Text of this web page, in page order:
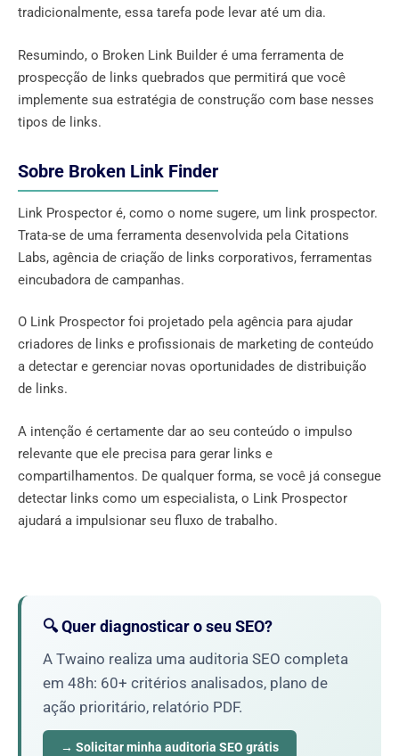
tradicionalmente, essa tarefa pode levar até um dia.
Resumindo, o Broken Link Builder é uma ferramenta de
prospecção de links quebrados que permitirá que você
implemente sua estratégia de construção com base nesses
tipos de links.
Sobre Broken Link Finder
Link Prospector é, como o nome sugere, um link prospector.
Trata-se de uma ferramenta desenvolvida pela Citations
Labs, agência de criação de links corporativos, ferramentas
eincubadora de campanhas.
O Link Prospector foi projetado pela agência para ajudar
criadores de links e profissionais de marketing de conteúdo
a detectar e gerenciar novas oportunidades de distribuição
de links.
A intenção é certamente dar ao seu conteúdo o impulso
relevante que ele precisa para gerar links e
compartilhamentos. De qualquer forma, se você já consegue
detectar links como um especialista, o Link Prospector
ajudará a impulsionar seu fluxo de trabalho.
🔍 Quer diagnosticar o seu SEO?
A Twaino realiza uma auditoria SEO completa
em 48h: 60+ critérios analisados, plano de
ação prioritário, relatório PDF.
→ Solicitar minha auditoria SEO grátis